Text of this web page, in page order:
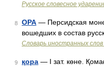
Русское словесное
8 ОРА — Персидская
вошедших в состав
Словарь иностранных слов
9 қора — I зат. көне.